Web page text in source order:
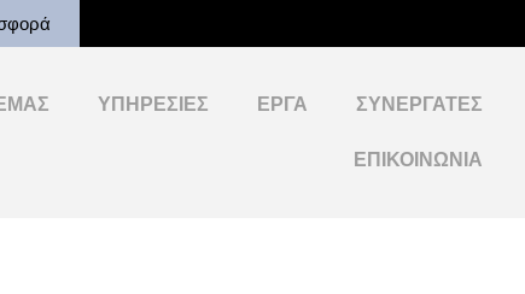
ΥΠΗΡΕΣΊΕΣ ΈΡΓΑ ΣΥΝΕΡΓΆΤΕΣ
ΕΠΙΚΟΙΝΩΝΊΑ